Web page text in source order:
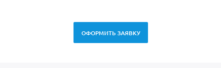
ОФОРМИТЬ ЗАЯВКУ